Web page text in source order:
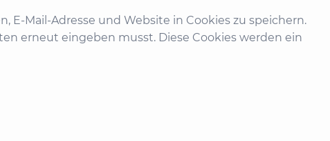
Mail-Adresse und Website in Cookies zu speichern.
erneut eingeben musst. Diese Cookies werden ein